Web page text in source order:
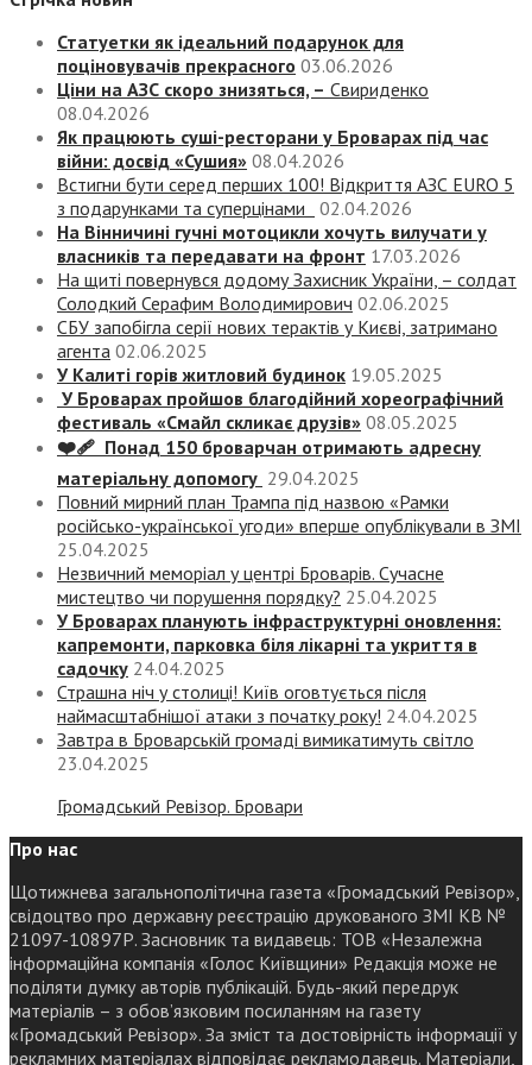
Статуетки як ідеальний подарунок для
поціновувачів прекрасного 03.06.2026
Ціни на АЗС скоро знизяться, – Свириденко
08.04.2026
Як працюють суші-ресторани у Броварах під час
війни: досвід «Сушия» 08.04.2026
Встигни бути серед перших 100! Відкриття АЗС EURO 5
з подарунками та суперцінами
02.04.2026
На Вінничині гучні мотоцикли хочуть вилучати у
власників та передавати на фронт 17.03.2026
На щиті повернувся додому Захисник України, – солдат
Солодкий Серафим Володимирович 02.06.2025
СБУ запобігла серії нових терактів у Києві, затримано
агента 02.06.2025
У Калиті горів житловий будинок 19.05.2025
У Броварах пройшов благодійний хореографічний
фестиваль «Смайл скликає друзів» 08.05.2025
❤️‍🩹 Понад 150 броварчан отримають адресну
матеріальну допомогу 29.04.2025
Повний мирний план Трампа під назвою «‎Рамки
російсько-української угоди» вперше опублікували в ЗМІ
25.04.2025
Незвичний меморіал у центрі Броварів. Сучасне
мистецтво чи порушення порядку? 25.04.2025
У Броварах планують інфраструктурні оновлення:
капремонти, парковка біля лікарні та укриття в
садочку 24.04.2025
Страшна ніч у столиці! Київ оговтується після
наймасштабнішої атаки з початку року! 24.04.2025
Завтра в Броварській громаді вимикатимуть світло
23.04.2025
Громадський Ревізор. Бровари
Про нас
Щотижнева загальнополітична газета «Громадський Ревізор»,
свідоцтво про державну реєстрацію друкованого ЗМІ КВ №
21097-10897Р. Засновник та видавець: ТОВ «Незалежна
інформаційна компанія «Голос Київщини» Редакція може не
поділяти думку авторів публікацій. Будь-який передрук
матеріалів – з обов’язковим посиланням на газету
«Громадський Ревізор». За зміст та достовірність інформації у
рекламних матеріалах відповідає рекламодавець. Матеріали,